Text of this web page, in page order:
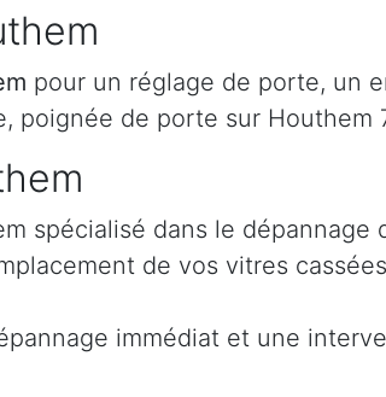
pour un réglage de porte, un
poignée de porte sur Houthem
spécialisé dans le
de vos vitres
immédiat et une